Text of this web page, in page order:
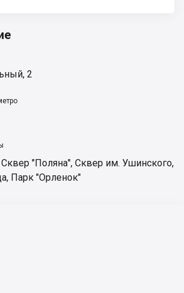
2
Сквер "Поляна", Сквер им. Ушинского,
, Парк "Орленок"